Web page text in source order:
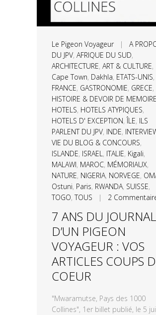
Le Pigeon Voyageur| A
DU JPV, AFRIQUE DU SUD,
ARCHITECTURE, ART & CULTURE,
Cape Town, Dakhla, ETATS-UNIS,
FRANCE, GASTRONOMIE, GRECE,
HISTOIRE & DEVOIR DE MEMOIRE
HOTELS, HOTELS ATYPIQUES,
HOTELS D' EXCEPTION,ÎLE, ILS
PARLENT DU JPV, INDE,
VIE DU BLOG & CONCOURS,
ISLANDE, ISRAEL, ITALIE, Kigali,
MALAWI, MAROC, MÉMORIAUX,
NATURE, NIGERIA, NORVEGE,
Ostuni, Paris, RWANDA, SUISSE,
TOGO,TOUS | 2
7 ANS DU JOURNAL
D’UN PIGEON
VOYAGEUR : VOS
ARTICLES COUPS
COEUR
"Mwaramutse, Pays des 1000
Collines", 1er billet publié, le 5